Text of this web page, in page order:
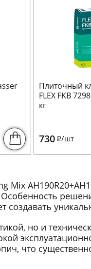
Плиточный
FLEX FKB
кг
730 i/шт
Mix
но и
что